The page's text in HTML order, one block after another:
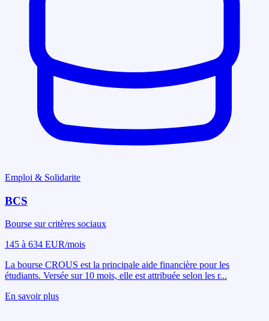
Emploi & Solidarite
BCS
Bourse sur critères sociaux
145 à 634 EUR/mois
La bourse CROUS est la principale aide financière pour les
étudiants. Versée sur 10 mois, elle est attribuée selon les r...
En savoir plus